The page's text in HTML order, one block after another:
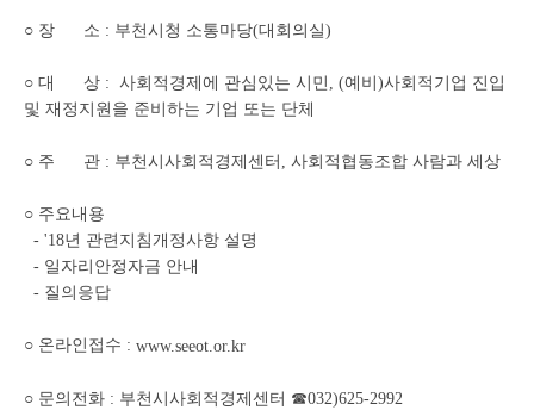
○ 장 소 : 부천시청 소통마당(대회의실)
○ 대 상 : 사회적경제에 관심있는 시민, (예비)사회적기업 진입
및 재정지원을 준비하는 기업 또는 단체
○ 주 관 : 부천시사회적경제센터, 사회적협동조합 사람과 세상
○ 주요내용
- '18년 관련지침개정사항 설명
- 일자리안정자금 안내
- 질의응답
○ 온라인접수 : www.seeot.or.kr
○ 문의전화 : 부천시사회적경제센터 ☎032)625-2992